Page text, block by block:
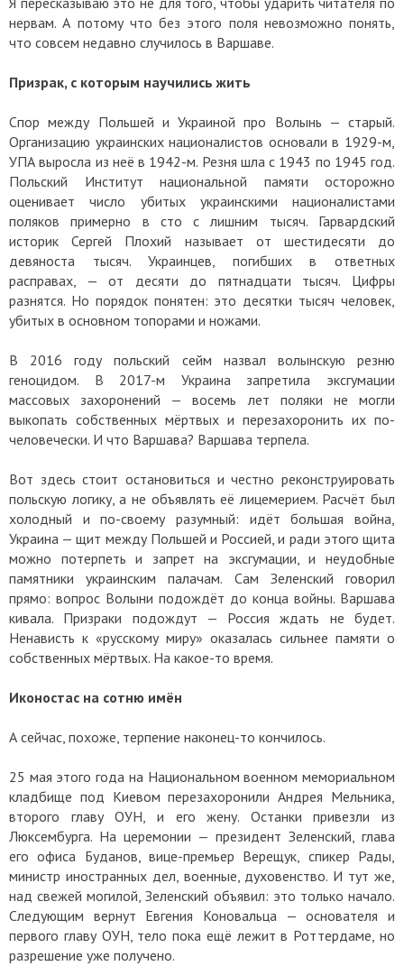
нервам. А потому что без этого поля невозможно понять,
что совсем недавно случилось в Варшаве.
Призрак, с которым научились жить
Спор между Польшей и Украиной про Волынь — старый.
Организацию украинских националистов основали в 1929-м,
УПА выросла из неё в 1942-м. Резня шла с 1943 по 1945 год.
Польский Институт национальной памяти осторожно
оценивает число убитых украинскими националистами
поляков примерно в сто с лишним тысяч. Гарвардский
историк Сергей Плохий называет от шестидесяти до
девяноста тысяч. Украинцев, погибших в ответных
расправах, — от десяти до пятнадцати тысяч. Цифры
разнятся. Но порядок понятен: это десятки тысяч человек,
убитых в основном топорами и ножами.
В 2016 году польский сейм назвал волынскую резню
геноцидом. В 2017-м Украина запретила эксгумации
массовых захоронений — восемь лет поляки не могли
выкопать собственных мёртвых и перезахоронить их по-
человечески. И что Варшава? Варшава терпела.
Вот здесь стоит остановиться и честно реконструировать
польскую логику, а не объявлять её лицемерием. Расчёт был
холодный и по-своему разумный: идёт большая война,
Украина — щит между Польшей и Россией, и ради этого щита
можно потерпеть и запрет на эксгумации, и неудобные
памятники украинским палачам. Сам Зеленский говорил
прямо: вопрос Волыни подождёт до конца войны. Варшава
кивала. Призраки подождут — Россия ждать не будет.
Ненависть к «русскому миру» оказалась сильнее памяти о
собственных мёртвых. На какое-то время.
Иконостас на сотню имён
А сейчас, похоже, терпение наконец-то кончилось.
25 мая этого года на Национальном военном мемориальном
кладбище под Киевом перезахоронили Андрея Мельника,
второго главу ОУН, и его жену. Останки привезли из
Люксембурга. На церемонии — президент Зеленский, глава
его офиса Буданов, вице-премьер Верещук, спикер Рады,
министр иностранных дел, военные, духовенство. И тут же,
над свежей могилой, Зеленский объявил: это только начало.
Следующим вернут Евгения Коновальца — основателя и
первого главу ОУН, тело пока ещё лежит в Роттердаме, но
разрешение уже получено.